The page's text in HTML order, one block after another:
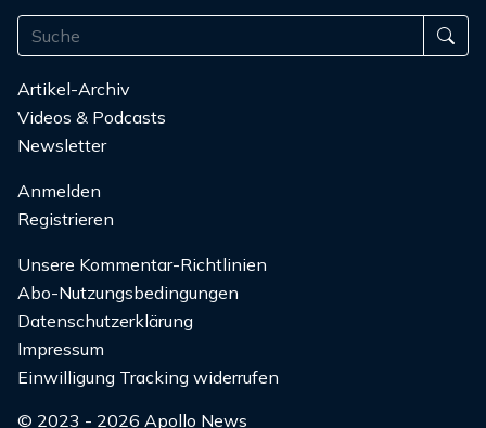
Artikel-Archiv
Videos & Podcasts
Newsletter
Anmelden
Registrieren
Unsere Kommentar-Richtlinien
Abo-Nutzungsbedingungen
Datenschutzerklärung
Impressum
Einwilligung Tracking widerrufen
© 2023 - 2026 Apollo News